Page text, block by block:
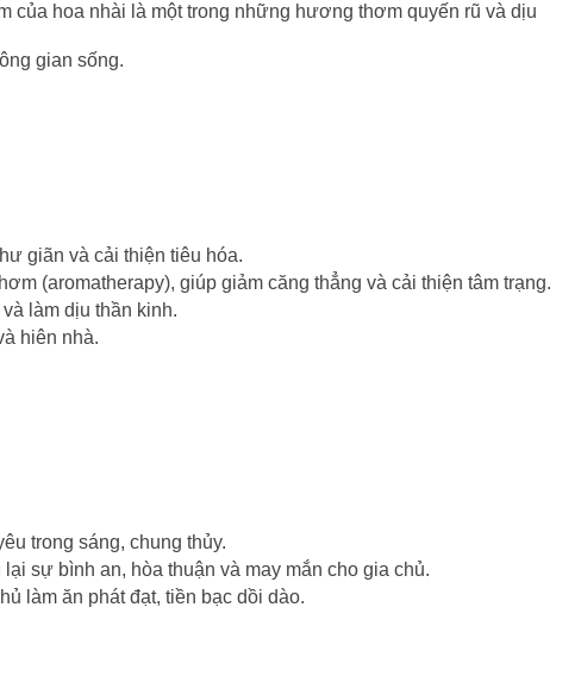
của hoa nhài là một trong những hương thơm quyến rũ và dịu
gian sống.
giãn và cải thiện tiêu hóa.
(aromatherapy), giúp giảm căng thẳng và cải thiện tâm trạng.
làm dịu thần kinh.
hiên nhà.
trong sáng, chung thủy.
sự bình an, hòa thuận và may mắn cho gia chủ.
làm ăn phát đạt, tiền bạc dồi dào.